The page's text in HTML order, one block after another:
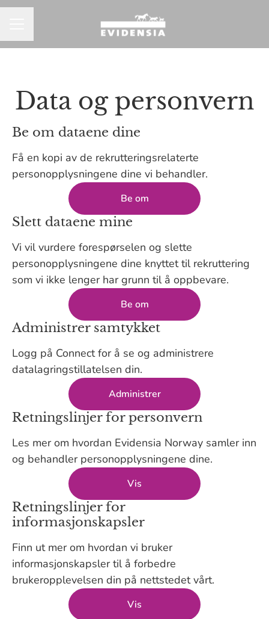
Data og personvern
Be om dataene dine
Få en kopi av de rekrutteringsrelaterte
personopplysningene dine vi behandler.
Be om
Slett dataene mine
Vi vil vurdere forespørselen og slette
personopplysningene dine knyttet til rekruttering
som vi ikke lenger har grunn til å oppbevare.
Be om
Administrer samtykket
Logg på Connect for å se og administrere
datalagringstillatelsen din.
Administrer
Retningslinjer for personvern
Les mer om hvordan Evidensia Norway samler inn
og behandler personopplysningene dine.
Vis
Retningslinjer for
informasjonskapsler
Finn ut mer om hvordan vi bruker
informasjonskapsler til å forbedre
brukeropplevelsen din på nettstedet vårt.
Vis